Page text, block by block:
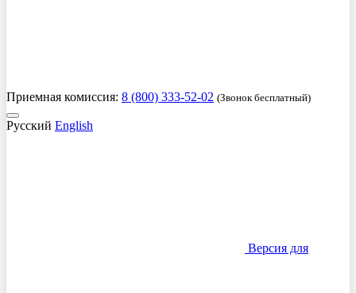
Приемная комиссия: 8 (800) 333-52-02 (Звонок бесплатный)
Русский English
Версия для